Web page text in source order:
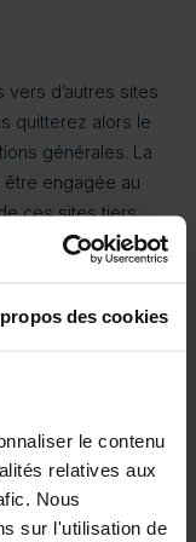
des cookies
le contenu
relatives aux
Nous
sur l'utilisation de
vers d’autres sites
quitterez alors le
générales. La
être engagée au
ces sites tiers.
jamais être
ou dommages
consécutifs au
insu ou à l’insu